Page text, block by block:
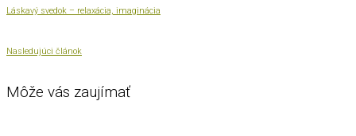
Láskavý svedok – relaxácia, imaginácia
Nasledujúci článok
Môže vás zaujímať